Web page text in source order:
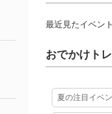
最近見たイベン
おでかけト
夏の注目イベ